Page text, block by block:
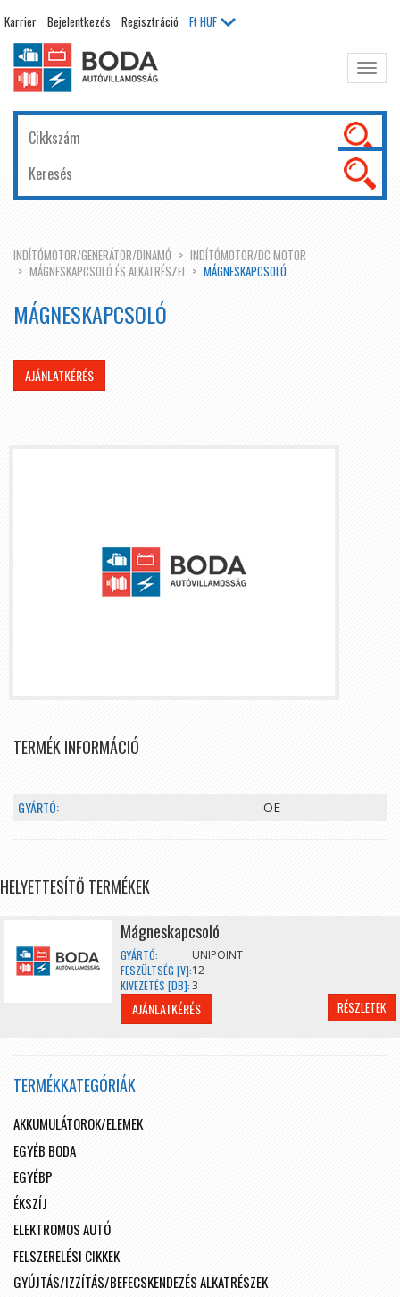
Karrier Bejelentkezés Regisztráció FtHUF
INDÍTÓMOTOR/GENERÁTOR/DINAMÓ
INDÍTÓMOTOR/DC MOTOR
MÁGNESKAPCSOLÓ ÉS ALKATRÉSZEI
MÁGNESKAPCSOLÓ
MÁGNESKAPCSOLÓ
AJÁNLATKÉRÉS
TERMÉK INFORMÁCIÓ
GYÁRTÓ: OE
HELYETTESÍTŐ TERMÉKEK
Mágneskapcsoló
GYÁRTÓ:
UNIPOINT
FESZÜLTSÉG [V]:12
KIVEZETÉS [DB]:3
AJÁNLATKÉRÉS RÉSZLETEK
TERMÉKKATEGÓRIÁK
AKKUMULÁTOROK/ELEMEK
EGYÉB BODA
EGYÉBP
ÉKSZÍJ
ELEKTROMOS AUTÓ
FELSZERELÉSI CIKKEK
GYÚJTÁS/IZZÍTÁS/BEFECSKENDEZÉS ALKATRÉSZEK